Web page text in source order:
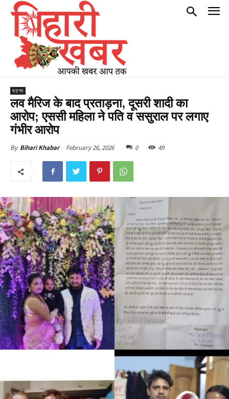
पटना
लव मैरिज के बाद प्रताड़ना, दूसरी शादी का
आरोप; एससी महिला ने पति व ससुराल पर लगाए
गंभीर आरोप
By Bihari Khabar February 26, 2026 0 49